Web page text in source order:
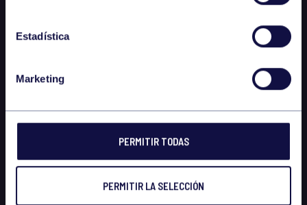
Estadística
Marketing
PERMITIR TODAS
PERMITIR LA SELECCIÓN